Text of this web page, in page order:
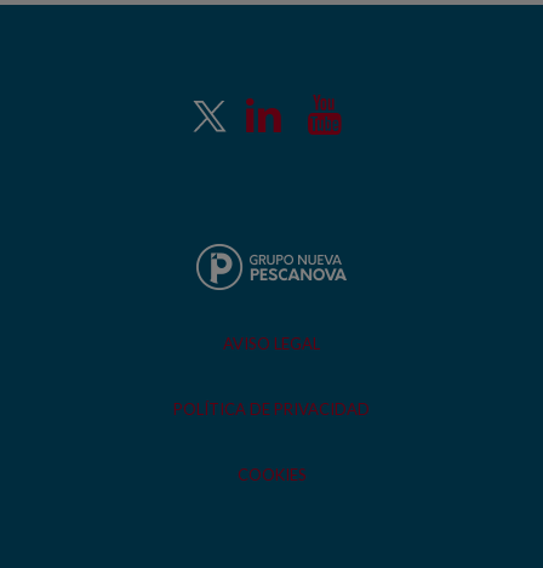
AVISO LEGAL
POLÍTICA DE PRIVACIDAD
COOKIES